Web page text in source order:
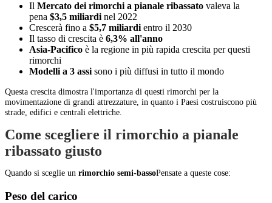
Il Mercato dei rimorchi a pianale ribassato valeva la
pena $3,5 miliardi nel 2022
Crescerà fino a $5,7 miliardi entro il 2030
Il tasso di crescita è 6,3% all'anno
Asia-Pacifico è la regione in più rapida crescita per questi
rimorchi
Modelli a 3 assi sono i più diffusi in tutto il mondo
Questa crescita dimostra l'importanza di questi rimorchi per la
movimentazione di grandi attrezzature, in quanto i Paesi costruiscono più
strade, edifici e centrali elettriche.
Come scegliere il rimorchio a pianale
ribassato giusto
Quando si sceglie un rimorchio semi-bassoPensate a queste cose:
Peso del carico